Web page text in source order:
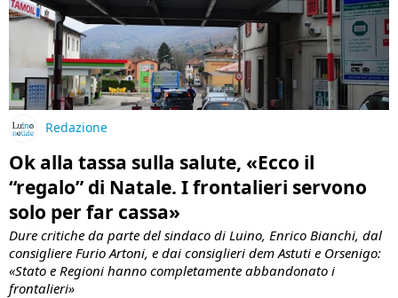
Redazione
Ok alla tassa sulla salute, «Ecco il
“regalo” di Natale. I frontalieri servono
solo per far cassa»
Dure critiche da parte del sindaco di Luino, Enrico Bianchi, dal
consigliere Furio Artoni, e dai consiglieri dem Astuti e Orsenigo:
«Stato e Regioni hanno completamente abbandonato i
frontalieri»